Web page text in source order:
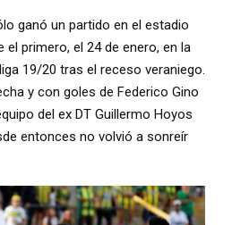
ganó un partido en el estadio
el primero, el 24 de enero, en la
19/20 tras el receso veraniego.
y con goles de Federico Gino
del ex DT Guillermo Hoyos
entonces no volvió a sonreír